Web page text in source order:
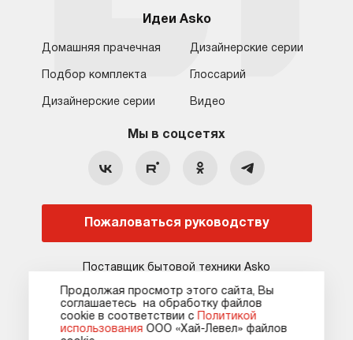
Санкт-Петербург
Москва
Краснодар
8 (800) 555-17-98 8 (812) 425-31-64
hello@asko-shop.ru
О компании Ремонт
Статьи и акции
Сервисные центры Кредит и рассрочка
Гарантия Карта сайта
Идеи Asko
Домашняя прачечная
Подбор комплекта
Дизайнерские серии
Дизайнерские серии
Глоссарий
Видео
Мы в соцсетях
Пожаловаться руководству
Поставщик бытовой техники Asko
Продолжая просмотр этого сайта, Вы
соглашаетесь на обработку файлов
сооkie в соответствии с
Политикой
использования ООО «Хай-Левел» файлов